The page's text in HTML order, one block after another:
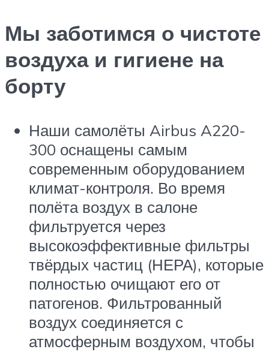
Мы заботимся о чистоте
воздуха и гигиене на
борту
Наши самолёты Airbus A220-
300 оснащены самым
современным оборудованием
климат-контроля. Во время
полёта воздух в салоне
фильтруется через
высокоэффективные фильтры
твёрдых частиц (НЕРА), которые
полностью очищают его от
патогенов. Фильтрованный
воздух соединяется с
атмосферным воздухом, чтобы